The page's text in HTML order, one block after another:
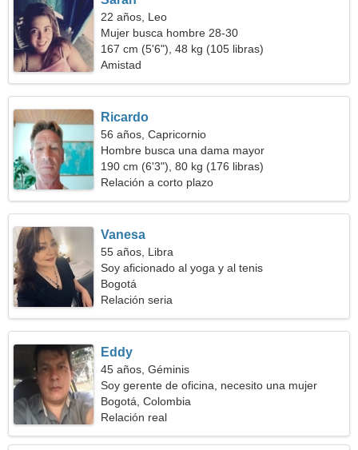
22 años, Leo
Mujer busca hombre 28-30
167 cm (5'6"), 48 kg (105 libras)
Amistad
Ricardo
56 años, Capricornio
Hombre busca una dama mayor
190 cm (6'3"), 80 kg (176 libras)
Relación a corto plazo
Vanesa
55 años, Libra
Soy aficionado al yoga y al tenis
Bogotá
Relación seria
Eddy
45 años, Géminis
Soy gerente de oficina, necesito una mujer
capacitada
Bogotá, Colombia
Relación real